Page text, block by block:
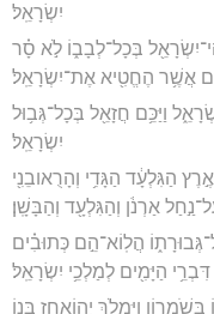
יִשְׂרָאֵֽל׃
בְּכָל־לְבָב֑וֹ לֹ֣א סָ֗ר
אֲשֶׁ֥ר הֶחֱטִ֖יא אֶת־יִשְׂרָאֵֽל׃
וַיַּכֵּ֥ם חֲזָאֵ֖ל בְּכָל־גְּב֥וּל
יִשְׂרָאֵֽל׃
הַגִּלְעָ֔ד הַגָּדִ֥י וְהָרֻאובֵנִ֖י
אַרְנֹ֔ן וְהַגִּלְעָ֖ד וְהַבָּשָֽׁן׃
הֲלֽוֹא־הֵ֣ם כְּתוּבִ֗ים
הַיָּמִ֖ים לְמַלְכֵ֥י יִשְׂרָאֵֽל׃
בְּשֹׁמְר֑וֹן וַיִּמְלֹ֛ךְ יְהוֹאָחָ֥ז בְּנ֖וֹ